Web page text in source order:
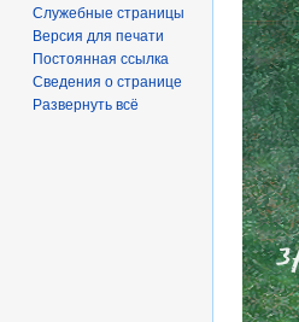
Служебные страницы
Версия для печати
Постоянная ссылка
Сведения о странице
Развернуть всё